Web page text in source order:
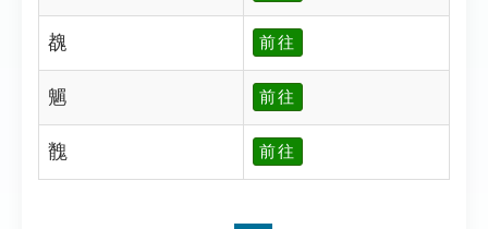
䰩 前往
䰨 前往
䰪 前往